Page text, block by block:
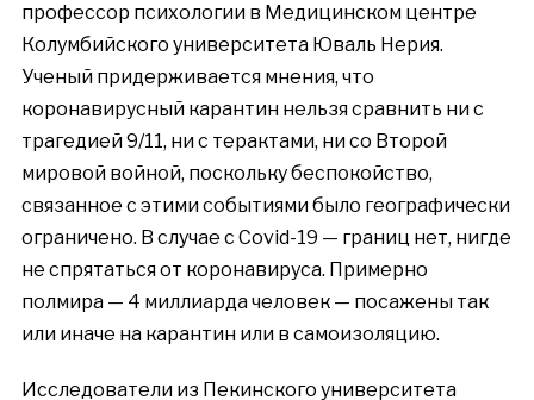
профессор психологии в Медицинском центре
Колумбийского университета Юваль Нерия.
Ученый придерживается мнения, что
коронавирусный карантин нельзя сравнить ни с
трагедией 9/11, ни с терактами, ни со Второй
мировой войной, поскольку беспокойство,
связанное с этими событиями было географически
ограничено. В случае с Covid-19 — границ нет, нигде
не спрятаться от коронавируса. Примерно
полмира — 4 миллиарда человек — посажены так
или иначе на карантин или в самоизоляцию.
Исследователи из Пекинского университета